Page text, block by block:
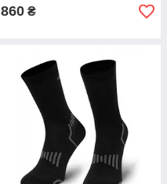
860 ₴